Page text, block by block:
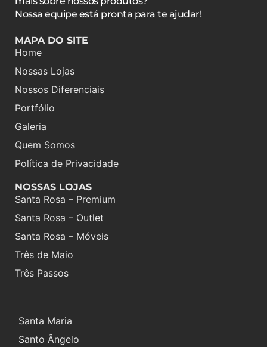
Nossa equipe está pronta para te ajudar!
MAPA DO SITE
Home
Nossas Lojas
Nossos Diferenciais
Portfólio
Galeria
Quem Somos
Política de Privacidade
NOSSAS LOJAS
Santa Rosa – Premium
Santa Rosa – Outlet
Santa Rosa – Móveis
Três de Maio
Três Passos
Santa Maria
Santo Ângelo